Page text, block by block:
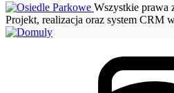
Wszystkie prawa
Projekt, realizacja oraz system CRM